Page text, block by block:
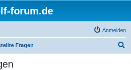
forum.de
Anmelden
Fragen